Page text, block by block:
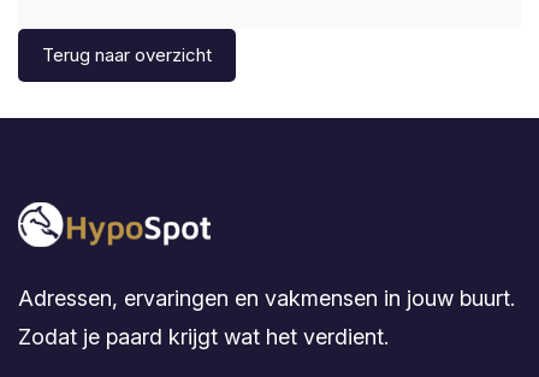
Terug naar overzicht
Adressen, ervaringen en vakmensen in jouw buurt.
Zodat je paard krijgt wat het verdient.